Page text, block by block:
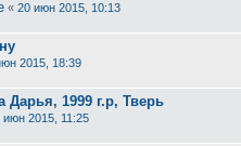
« 20 июн 2015, 10:13
2015, 18:39
Дарья, 1999 г.р, Тверь
июн 2015, 11:25